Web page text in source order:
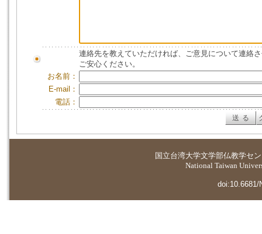
連絡先を教えていただければ、ご意見について連絡
ご安心ください。
お名前：
E-mail：
電話：
国立台湾大学文学部仏教学セ
National Taiwan
doi:10.6681/